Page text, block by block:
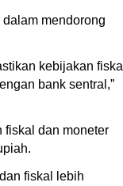
mendorong
kebijakan fiskal
bank sentral,”
fiskal dan moneter
fiskal lebih